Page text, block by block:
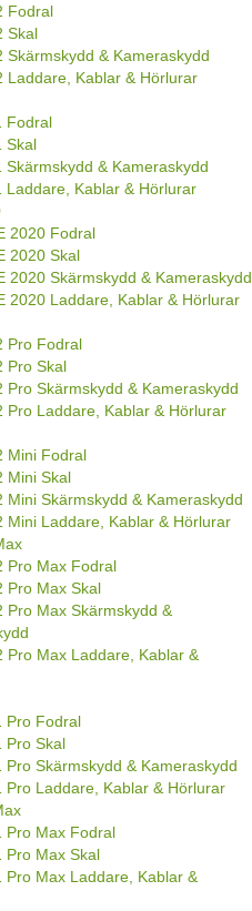
Fodral
Skal
Skärmskydd & Kameraskydd
Laddare, Kablar & Hörlurar
Fodral
Skal
Skärmskydd & Kameraskydd
Laddare, Kablar & Hörlurar
2020 Fodral
2020 Skal
2020 Skärmskydd & Kameraskydd
2020 Laddare, Kablar & Hörlurar
Pro Fodral
Pro Skal
Pro Skärmskydd & Kameraskydd
Pro Laddare, Kablar & Hörlurar
Mini Fodral
Mini Skal
Mini Skärmskydd & Kameraskydd
Mini Laddare, Kablar & Hörlurar
Pro Max Fodral
Pro Max Skal
Pro Max Skärmskydd &
Pro Max Laddare, Kablar &
Pro Fodral
Pro Skal
Pro Skärmskydd & Kameraskydd
Pro Laddare, Kablar & Hörlurar
Pro Max Fodral
Pro Max Skal
Pro Max Laddare, Kablar &